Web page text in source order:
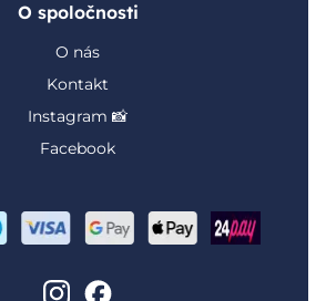
O spoločnosti
O nás
Kontakt
Instagram 📸
Facebook